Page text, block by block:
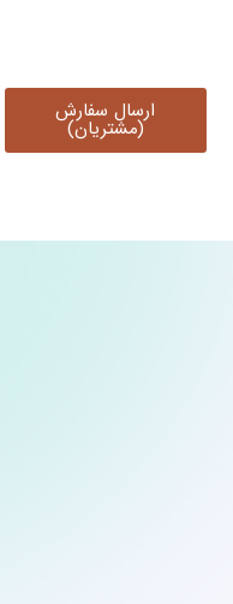
ارسال سفارش
(مشتریان)